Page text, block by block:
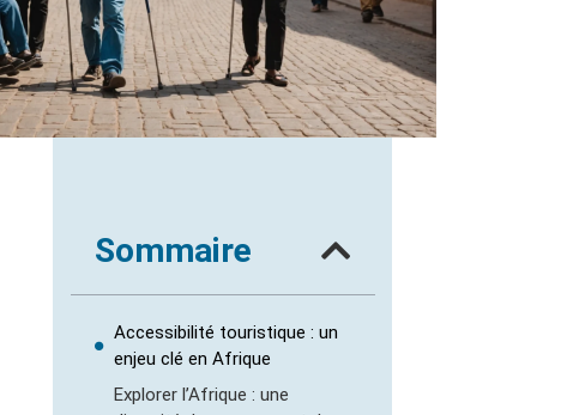
Sommaire
Accessibilité touristique : un
enjeu clé en Afrique
Explorer l’Afrique : une